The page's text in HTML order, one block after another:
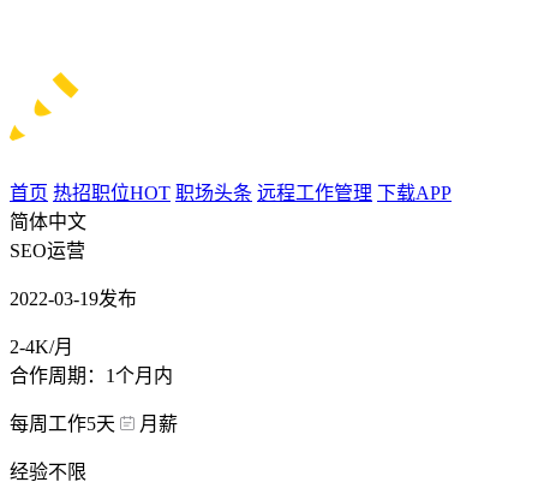
首页 热招职位HOT 职场头条 远程工作管理 下载APP
简体中文
SEO运营
2022-03-19发布
2-4K/月
合作周期：1个月内
每周工作5天 月薪
经验不限